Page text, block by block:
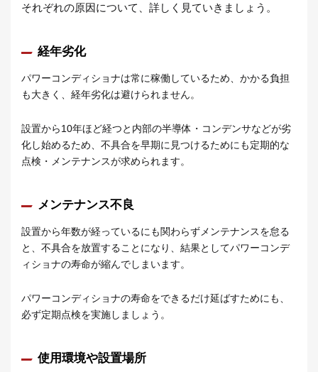
それぞれの原因について、詳しく見ていきましょう。
経年劣化
パワーコンディショナは常に稼働しているため、かかる負担
も大きく、経年劣化は避けられません。
設置から10年ほど経つと内部の半導体・コンデンサなどが劣
化し始めるため、不具合を早期に見つけるためにも定期的な
点検・メンテナンスが求められます。
メンテナンス不良
設置から年数が経っているにも関わらずメンテナンスを怠る
と、不具合を放置することになり、結果としてパワーコンデ
ィショナの寿命が縮んでしまいます。
パワーコンディショナの寿命をできるだけ延ばすためにも、
必ず定期点検を実施しましょう。
使用環境や設置場所